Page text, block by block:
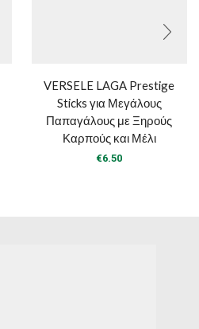
VERSELE LAGA Prestige
Sticks για Μεγάλους
Παπαγάλους με Ξηρούς
Καρπούς και Μέλι
€6.50